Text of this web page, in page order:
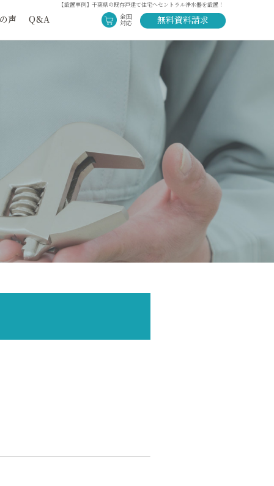
【設置事例】千葉県の既存戸建て住宅へセントラル浄水器を設置！
声 Q&A 全国
対応 無料資料請求